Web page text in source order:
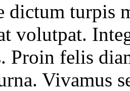
dictum turpis
volutpat.
Proin felis
Vivamus